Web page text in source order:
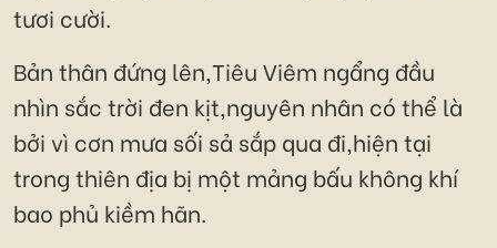
tươi cười.
Bản thân đứng lên,Tiêu Viêm ngẩng đầu
nhìn sắc trời đen kịt,nguyên nhân có thể là
bởi vì cơn mưa sối sả sắp qua đi,hiện tại
trong thiên địa bị một mảng bấu không khí
bao phủ kiềm hãn.